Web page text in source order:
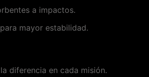
a impactos.
para mayor estabilidad.
diferencia en cada misión.